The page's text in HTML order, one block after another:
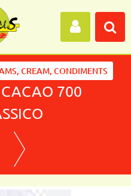
CREAM, CONDIMENTS
700